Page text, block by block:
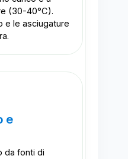
(30-40°C).
e le asciugature
e
da fonti di